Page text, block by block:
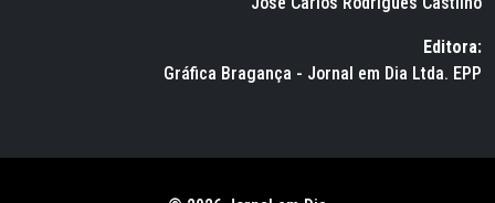
Editora:
Gráfica Bragança - Jornal em Dia Ltda. EPP